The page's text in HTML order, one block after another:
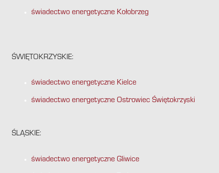
świadectwo energetyczne Kołobrzeg
ŚWIĘTOKRZYSKIE:
świadectwo energetyczne Kielce
świadectwo energetyczne Ostrowiec Świętokrzyski
ŚLĄSKIE:
świadectwo energetyczne Gliwice